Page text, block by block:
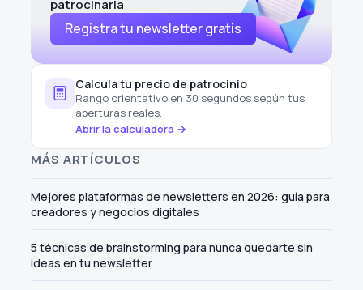
patrocinarla
Registra tu newsletter gratis
Calcula tu precio de patrocinio
Rango orientativo en 30 segundos según tus
aperturas reales.
Abrir la calculadora →
MÁS ARTÍCULOS
Mejores plataformas de newsletters en 2026: guía para
creadores y negocios digitales
5 técnicas de brainstorming para nunca quedarte sin
ideas en tu newsletter